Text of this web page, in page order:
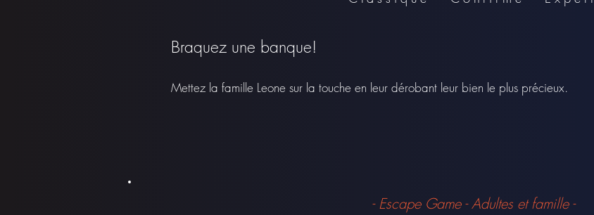
Braquez une banque!
Mettez la famille Leone sur la touche en leur dérobant leur bien le plus précieux.
- Escape Game - Adultes et famille -